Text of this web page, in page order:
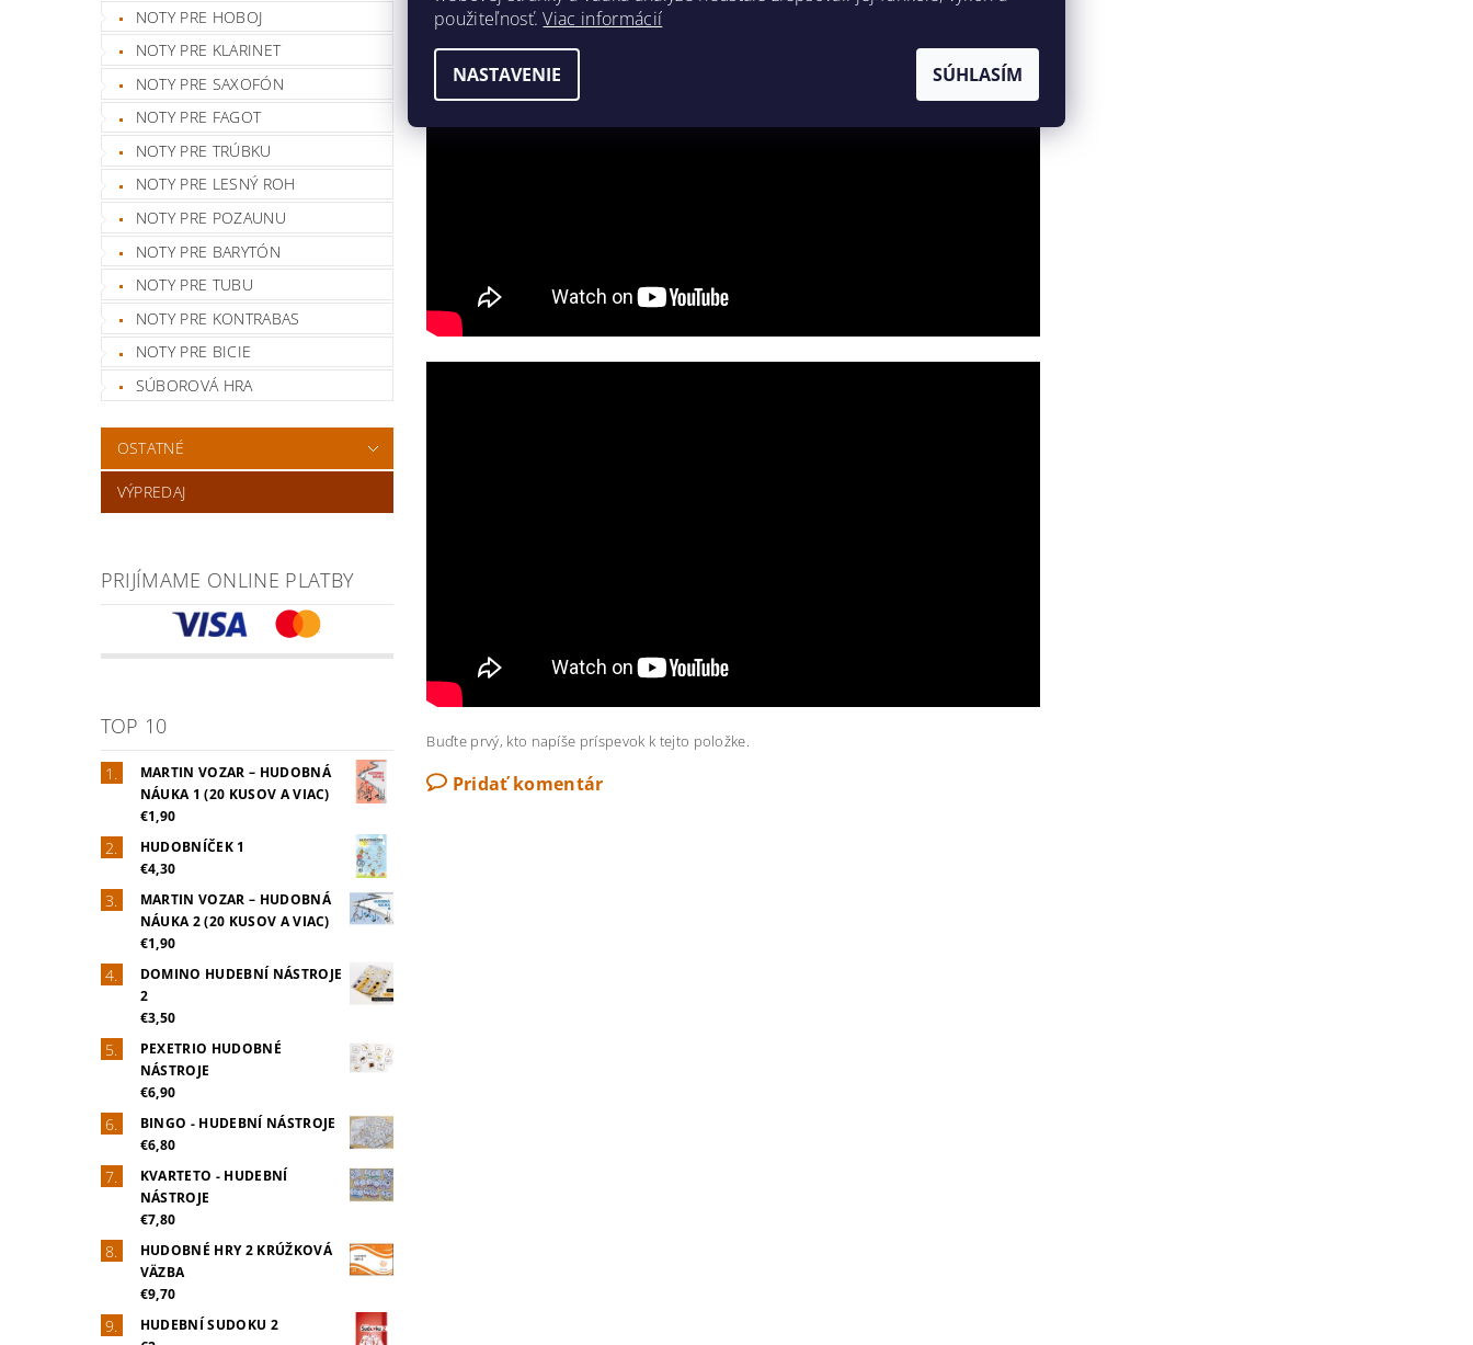
NOTY PRE HOBOJ
NOTY PRE KLARINET
NOTY PRE SAXOFÓN
NOTY PRE FAGOT
NOTY PRE TRÚBKU
NOTY PRE LESNÝ ROH
NOTY PRE POZAUNU
NOTY PRE BARYTÓN
NOTY PRE TUBU
NOTY PRE KONTRABAS
NOTY PRE BICIE
SÚBOROVÁ HRA
OSTATNÉ
VÝPREDAJ
PRIJÍMAME ONLINE PLATBY
TOP 10
MARTIN VOZAR – HUDOBNÁ
NÁUKA 1 (20 KUSOV A VIAC)
€1,90
HUDOBNÍČEK 1
€4,30
MARTIN VOZAR – HUDOBNÁ
NÁUKA 2 (20 KUSOV A VIAC)
€1,90
DOMINO HUDEBNÍ NÁSTROJE
2
€3,50
PEXETRIO HUDOBNÉ
NÁSTROJE
€6,90
BINGO - HUDEBNÍ NÁSTROJE
€6,80
KVARTETO - HUDEBNÍ
NÁSTROJE
€7,80
HUDOBNÉ HRY 2 KRÚŽKOVÁ
VÄZBA
€9,70
HUDEBNÍ SUDOKU 2
Buďte prvý, kto napíše príspevok k tejto položke.
Pridať komentár
použiteľnosť.Viac informácií
NASTAVENIE SÚHLASÍM